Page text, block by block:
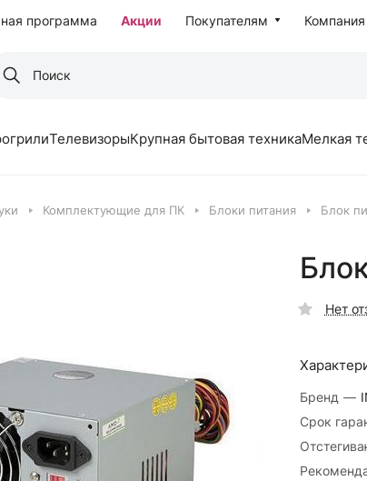
программа Акции Покупателям Компания
ТелевизорыКрупная бытовая техникаМелкая
Комплектующие для ПК Блоки питания Блок
Нет
Бренд —
Срок